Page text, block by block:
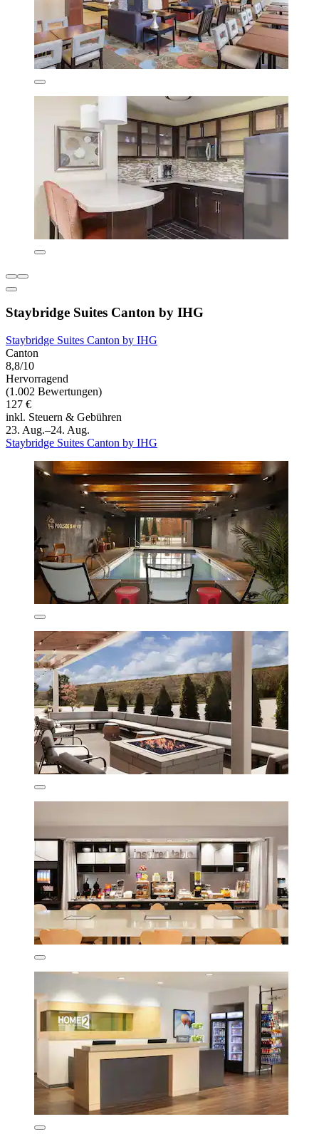
Staybridge Suites Canton by IHG
Staybridge Suites Canton by IHG
Canton
8,8/10
Hervorragend
(1.002 Bewertungen)
127 €
inkl. Steuern & Gebühren
23. Aug.–24. Aug.
Staybridge Suites Canton by IHG